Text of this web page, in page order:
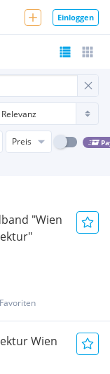
Einloggen
Preis
"Wien
Wien